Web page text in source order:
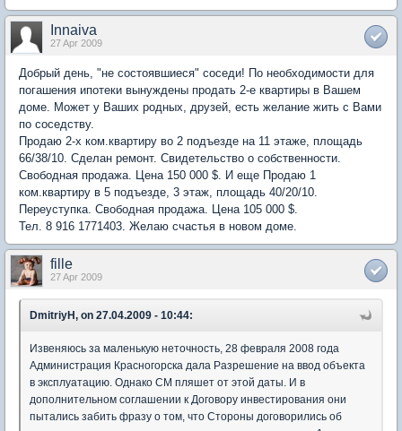
Innaiva
27 Apr 2009
Добрый день, "не состоявшиеся" соседи! По необходимости для
погашения ипотеки вынуждены продать 2-е квартиры в Вашем
доме. Может у Ваших родных, друзей, есть желание жить с Вами
по соседству.
Продаю 2-х ком.квартиру во 2 подъезде на 11 этаже, площадь
66/38/10. Сделан ремонт. Свидетельство о собственности.
Свободная продажа. Цена 150 000 $. И еще Продаю 1
ком.квартиру в 5 подъезде, 3 этаж, площадь 40/20/10.
Переуступка. Свободная продажа. Цена 105 000 $.
Тел. 8 916 1771403. Желаю счастья в новом доме.
fille
27 Apr 2009
DmitriyH, on 27.04.2009 - 10:44:
Извеняюсь за маленькую неточность, 28 февраля 2008 года
Администрация Красногорска дала Разрешение на ввод объекта
в эксплуатацию. Однако СМ пляшет от этой даты. И в
дополнительном соглашении к Договору инвестирования они
пытались забить фразу о том, что Стороны договорились об